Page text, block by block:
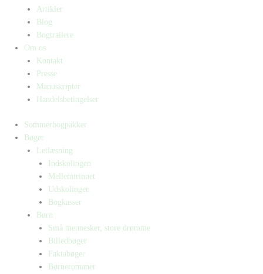
Artikler
Blog
Bogtrailere
Om os
Kontakt
Presse
Manuskripter
Handelsbetingelser
Sommerbogpakker
Bøger
Letlæsning
Indskolingen
Mellemtrinnet
Udskolingen
Bogkasser
Børn
Små mennesker, store drømme
Billedbøger
Faktabøger
Børneromaner